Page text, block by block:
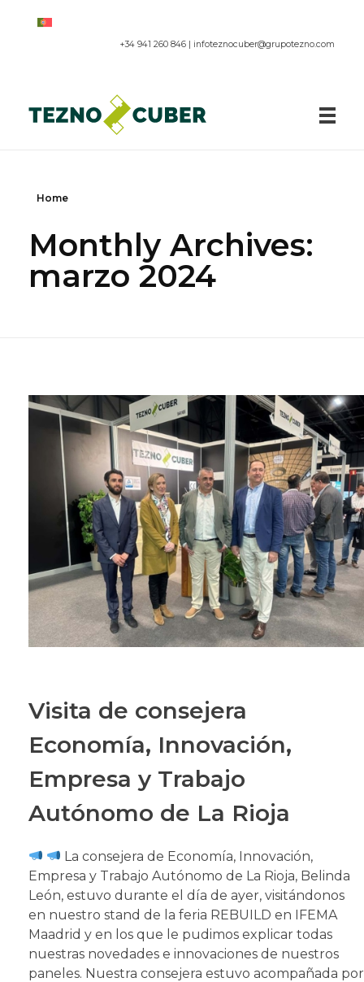
+34 941 260 846 | infoteznocuber@grupotezno.com
Home
Monthly Archives:
marzo 2024
Visita de consejera
Economía, Innovación,
Empresa y Trabajo
Autónomo de La Rioja
La consejera de Economía, Innovación,
Empresa y Trabajo Autónomo de La Rioja, Belinda
León, estuvo durante el día de ayer, visitándonos
en nuestro stand de la feria REBUILD en IFEMA
Maadrid y en los que le pudimos explicar todas
nuestras novedades e innovaciones de nuestros
paneles. Nuestra consejera estuvo acompañada por